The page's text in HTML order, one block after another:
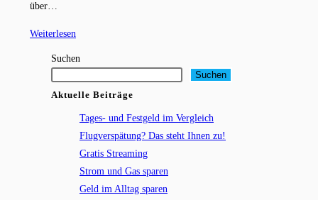
über…
Weiterlesen
Festgeld
Suchen
Suchen
Aktuelle Beiträge
Tages- und Festgeld im Vergleich
Flugverspätung? Das steht Ihnen zu!
Gratis Streaming
Strom und Gas sparen
Geld im Alltag sparen